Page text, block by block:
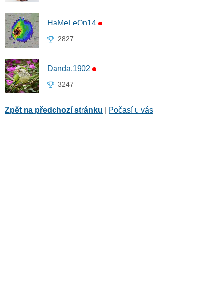
HaMeLeOn14
2827
Danda.1902
3247
Zpět na předchozí stránku Počasí u vás